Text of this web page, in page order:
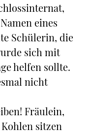
eines
Schülerin, die
sich mit
helfen sollte.
nicht
Fräulein,
sitzen